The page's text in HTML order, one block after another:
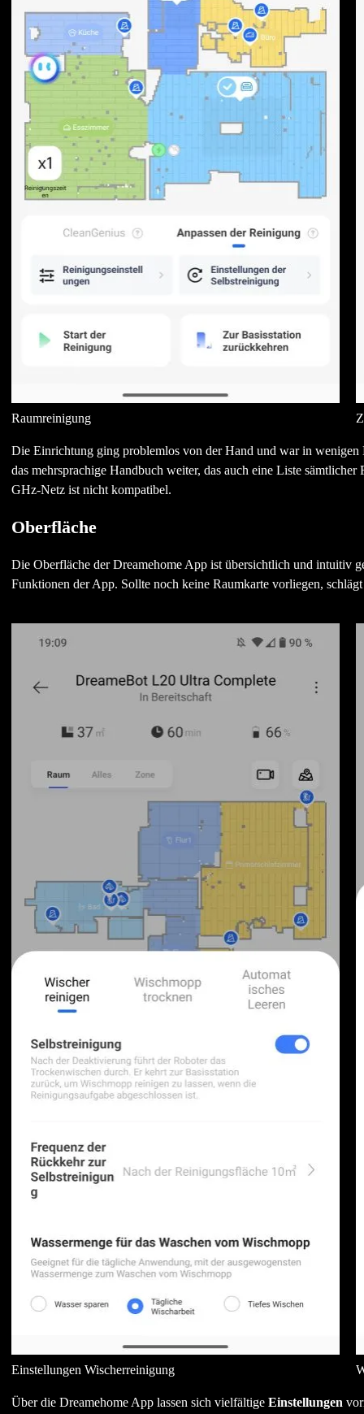
Raumreinigung
Die Einrichtung ging problemlos von der Hand und war in
das mehrsprachige Handbuch weiter, das auch eine Liste
GHz-Netz ist nicht kompatibel.
Oberfläche
Die Oberfläche der Dreamehome App ist übersichtlich und intuitiv
Funktionen der App. Sollte noch keine Raumkarte vorliegen,
Einstellungen Wischerreinigung
Über die Dreamehome App lassen sich vielfältige Einstellungen